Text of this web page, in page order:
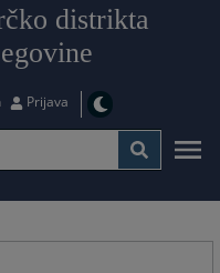
distrikta
Prijava